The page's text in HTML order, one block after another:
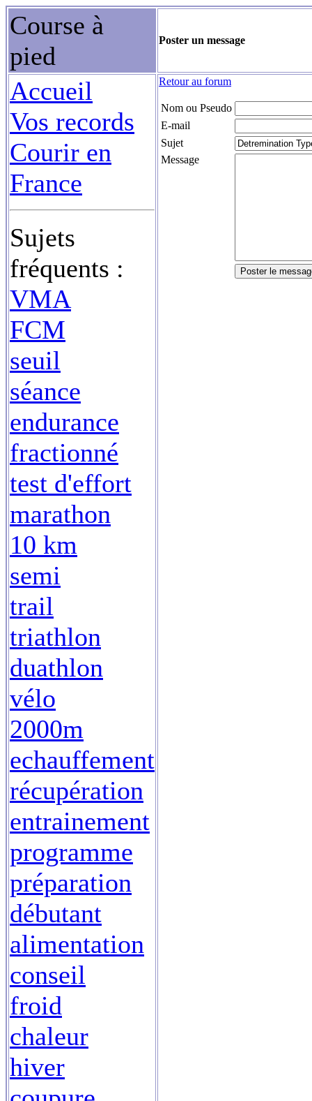
Course à
pied
Poster un message
Accueil
Vos records
Courir en
France
Sujets
fréquents :
VMA
FCM
seuil
séance
endurance
fractionné
test d'effort
marathon
10 km
semi
trail
triathlon
duathlon
vélo
2000m
echauffement
récupération
entrainement
programme
préparation
débutant
alimentation
conseil
froid
chaleur
hiver
Retour au forum
Nom ou Pseudo
E-mail
Sujet
Message